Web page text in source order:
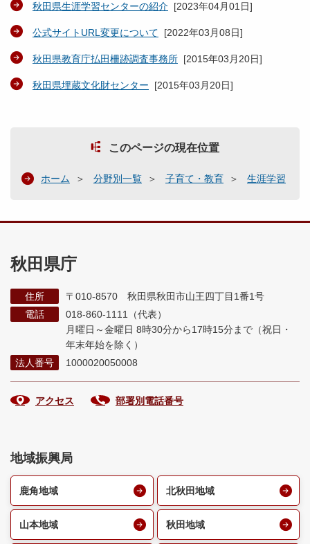
秋田県生涯学習センターの紹介 [2023年04月01日]
公式サイトURL変更について [2022年03月08日]
秋田県教育庁払田柵跡調査事務所 [2015年03月20日]
秋田県埋蔵文化財センター [2015年03月20日]
このページの現在位置
ホーム 分野別一覧 子育て・教育 生涯学習
秋田県庁
住所
〒010-8570 秋田県秋田市山王四丁目1番1号
電話
018-860-1111（代表）
月曜日～金曜日 8時30分から17時15分まで （祝日・
年末年始を除く）
法人番号
1000020050008
アクセス 部署別電話番号
地域振興局
鹿角地域 北秋田地域
山本地域 秋田地域